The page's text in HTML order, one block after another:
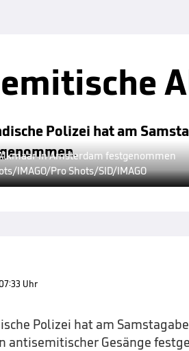
Polizei hat am
Alkmaar in Amsterdam festgenommen
IMAGO/Pro Shots/SID/IMAGO
Uhr
Polizei hat am
antisemitischer Gesänge